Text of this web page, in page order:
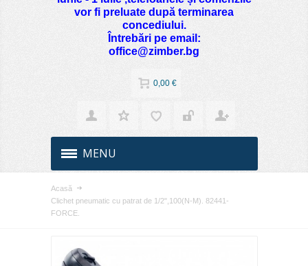
vor fi preluate după terminarea
concediului.
Întrebări pe email:
office@zimber.bg
0,00 €
MENU
Acasă
Clichet pneumatic cu patrat de 1/2",100(N-M). 82441-
FORCE.